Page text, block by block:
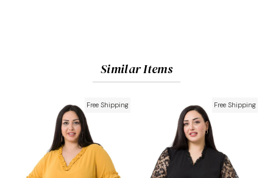
Similar Items
Free Shipping Free Shipping